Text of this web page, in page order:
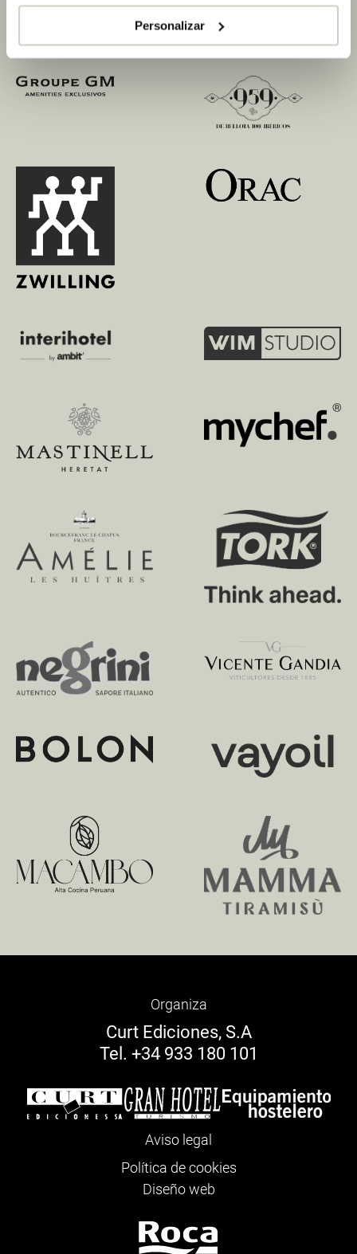
Personalizar
Colaboradores
Organiza
Curt Ediciones, S.A
Tel. +34 933 180 101
Aviso legal
Política de cookies
Diseño web